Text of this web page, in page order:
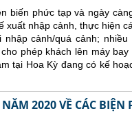
biến phức tạp và ngày
nhập cảnh, thực hiện
cảnh/quá cảnh;
phép khách lên máy
tại Hoa Kỳ đang có kế
2020 VỀ CÁC BIỆN